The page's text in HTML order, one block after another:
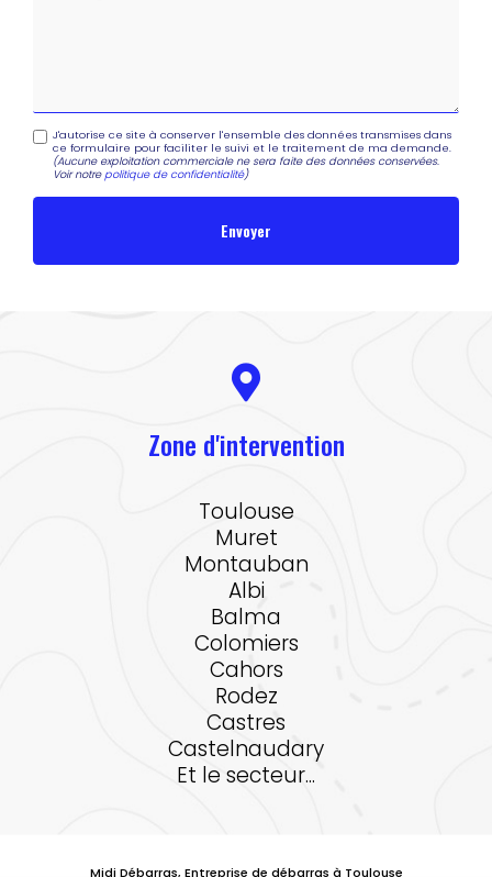
J'autorise ce site à conserver l'ensemble des données transmises dans
ce formulaire pour faciliter le suivi et le traitement de ma demande.
(Aucune exploitation commerciale ne sera faite des données conservées.
Voir notrepolitique de confidentialité)
Zone d'intervention
Toulouse
Muret
Montauban
Albi
Balma
Colomiers
Cahors
Rodez
Castres
Castelnaudary
Et le secteur...
Midi Débarras, Entreprise de débarras à Toulouse